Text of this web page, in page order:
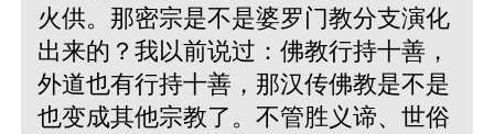
火供。那密宗是不是婆罗门教分支演化
出来的？我以前说过：佛教行持十善，
外道也有行持十善，那汉传佛教是不是
也变成其他宗教了。不管胜义谛、世俗